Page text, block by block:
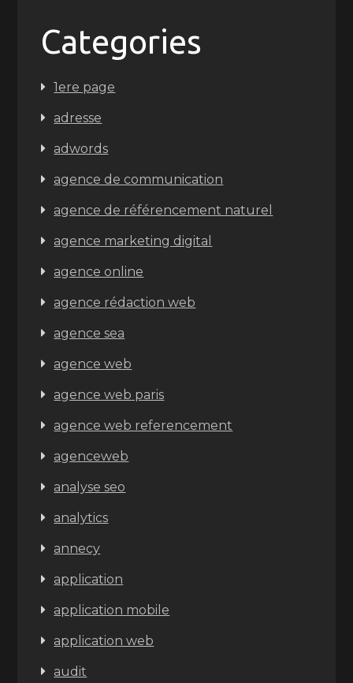
Categories
1ere page
adresse
adwords
agence de communication
agence de référencement naturel
agence marketing digital
agence online
agence rédaction web
agence sea
agence web
agence web paris
agence web referencement
agenceweb
analyse seo
analytics
annecy
application
application mobile
application web
audit